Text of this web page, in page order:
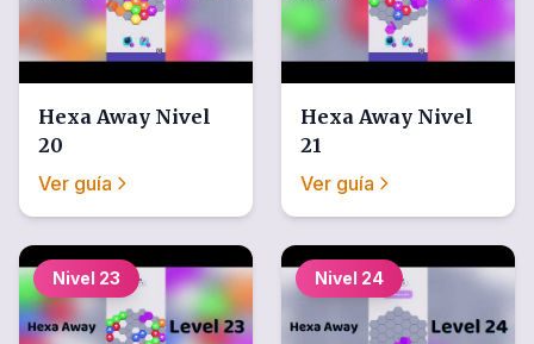
Hexa Away Nivel
20
Ver guía
Hexa Away Nivel
21
Ver guía
Nivel 23 Nivel 24